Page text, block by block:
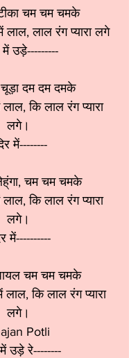
चम चम चमके
लाल, लाल रंग प्यारा लगे
में उड़े---------
चूड़ा दम दम दमके
कि लाल रंग प्यारा
लगे।
में--------
चम चम चमके
कि लाल रंग प्यारा
लगे।
में----------
चम चम चमके
लाल, कि लाल रंग प्यारा
लगे।
Potli
उड़े रे--------